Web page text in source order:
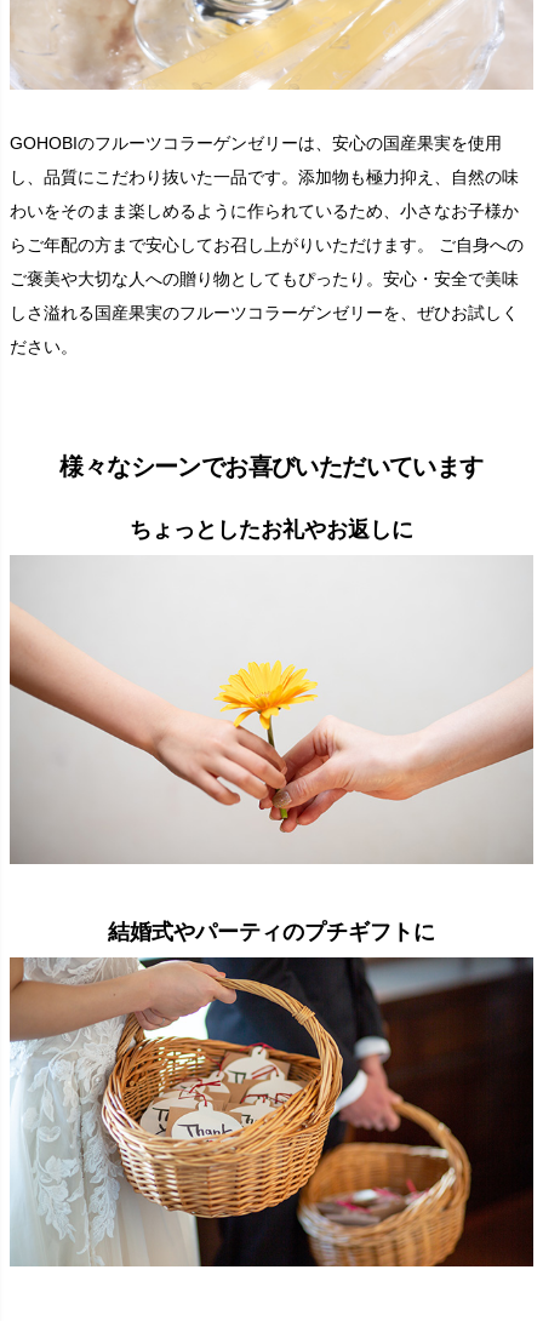
GOHOBIのフルーツコラーゲンゼリーは、安心の国産果実を使用
し、品質にこだわり抜いた一品です。添加物も極力抑え、自然の味
わいをそのまま楽しめるように作られているため、小さなお子様か
らご年配の方まで安心してお召し上がりいただけます。 ご自身への
ご褒美や大切な人への贈り物としてもぴったり。安心・安全で美味
しさ溢れる国産果実のフルーツコラーゲンゼリーを、ぜひお試しく
ださい。
様々なシーンでお喜びいただいています
ちょっとしたお礼やお返しに
結婚式やパーティのプチギフトに